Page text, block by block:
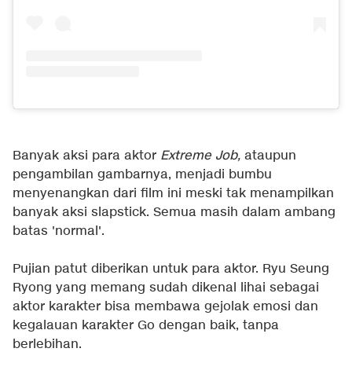
Banyak aksi para aktor Extreme Job, ataupun
pengambilan gambarnya, menjadi bumbu
menyenangkan dari film ini meski tak menampilkan
banyak aksi slapstick. Semua masih dalam ambang
batas 'normal'.
Pujian patut diberikan untuk para aktor. Ryu Seung
Ryong yang memang sudah dikenal lihai sebagai
aktor karakter bisa membawa gejolak emosi dan
kegalauan karakter Go dengan baik, tanpa
berlebihan.